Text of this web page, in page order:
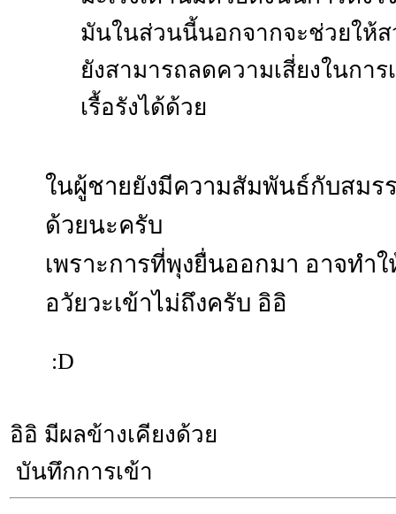
มันในส่วนนี้นอกจากจะช่วยให้
ยังสามารถลดความเสี่ยงในการ
เรื้อรังได้ด้วย
ในผู้ชายยังมีความสัมพันธ์กับสมร
ด้วยนะครับ
เพราะการที่พุงยื่นออกมา อาจทำ
อวัยวะเข้าไม่ถึงครับ อิอิ
:D
อิอิ มีผลข้างเคียงด้วย
บันทึกการเข้า